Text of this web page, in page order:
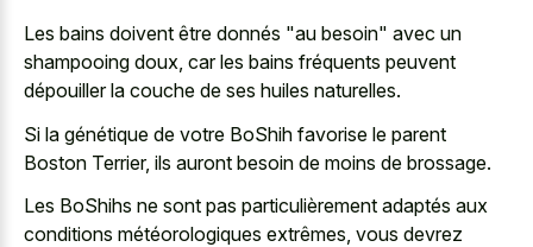
Les bains doivent être donnés "au besoin" avec un
shampooing doux, car les bains fréquents peuvent
dépouiller la couche de ses huiles naturelles.
Si la génétique de votre BoShih favorise le parent
Boston Terrier, ils auront besoin de moins de brossage.
Les BoShihs ne sont pas particulièrement adaptés aux
conditions météorologiques extrêmes, vous devrez